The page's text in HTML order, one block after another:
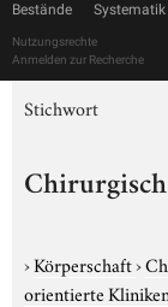
Bestände Systematik
Nutzungsrechte
Anmelden zur Recherche
Stichwort
›Körperschaft›
orientierte Kliniken